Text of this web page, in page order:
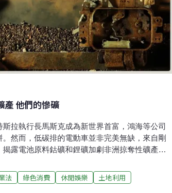
產 他們的慘礦
拉執行長馬斯克成為新世界首富，鴻海等公司
然而，低碳排的電動車並非完美無缺，來自剛
露電池原料鈷礦和鋰礦加劇非洲掠奪性礦產問
述說非洲的「慘礦」外來的人為了霸佔珍貴的礦
，礦產爭奪的戰爭不斷，當地人們只能被奴役
法 綠色消費 休閒娛樂 土地利用